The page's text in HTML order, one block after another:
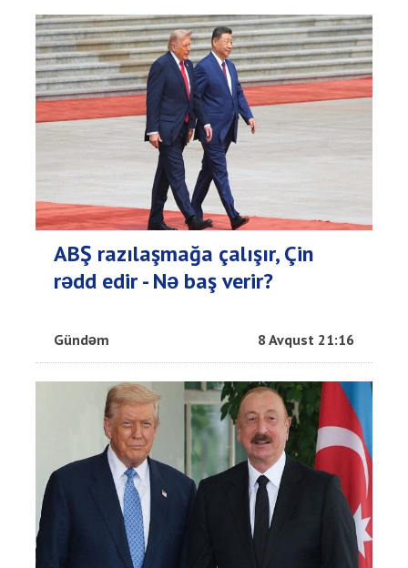
ABŞ razılaşmağa çalışır, Çin
rədd edir - Nə baş verir?
Gündəm 8 Avqust 21:16